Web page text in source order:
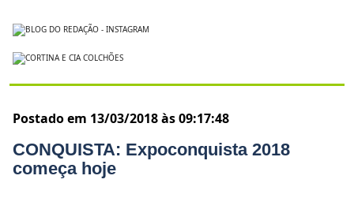
Postado em 13/03/2018 às 09:17:48
CONQUISTA: Expoconquista 2018
começa hoje